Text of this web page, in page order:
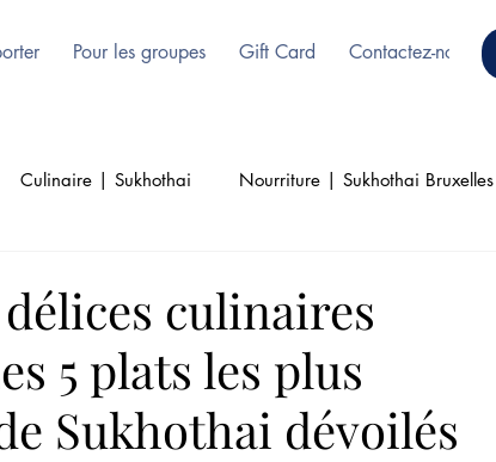
Pour les groupes Gift Card Contactez-nous
Culinaire | Sukhothai Nourriture | Sukhothai Bruxelles
| Authentique Thai
culinaires
5 plats les plus
Sukhothai dévoilés